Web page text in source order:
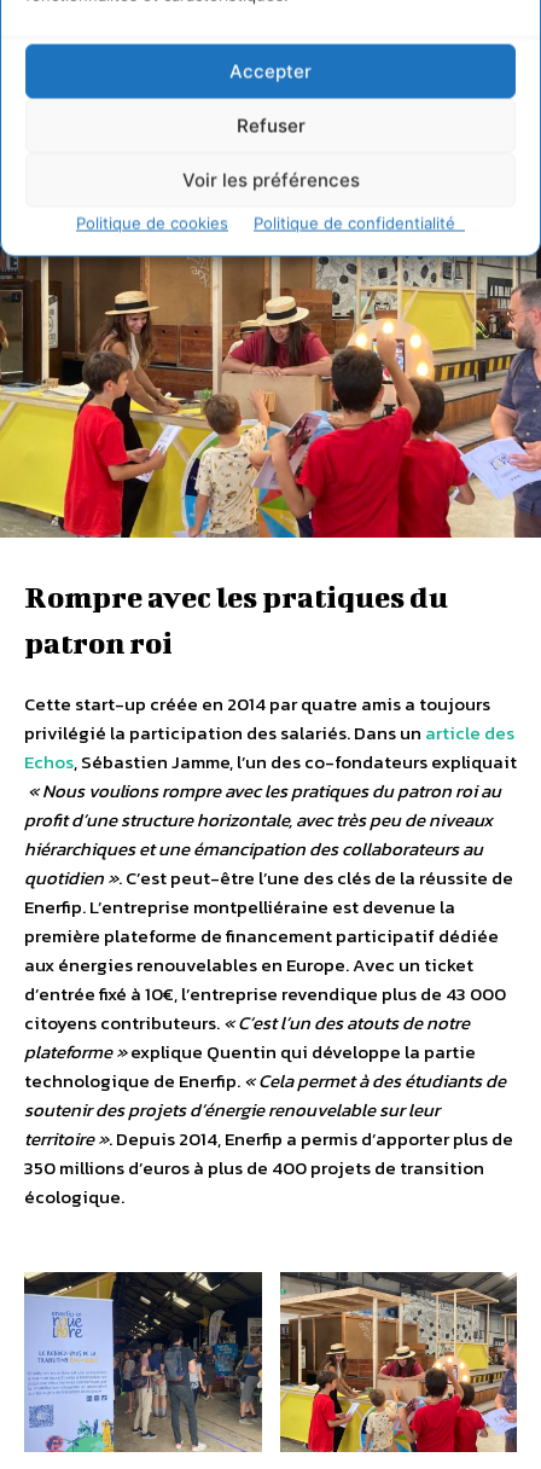
Accepter
Refuser
Voir les préférences
Politique de cookies Politique de confidentialité
norme, encore très peu d’entreprises misent sur la
participation des salariés. Ce choix est dans l’ADN
d’Enerfip.
Rompre avec les pratiques du
patron roi
Cette start-up créée en 2014 par quatre amis a toujours
privilégié la participation des salariés. Dans un article des
Echos, Sébastien Jamme, l’un des co-fondateurs expliquait
« Nous voulions rompre avec les pratiques du patron roi au
profit d’une structure horizontale, avec très peu de niveaux
hiérarchiques et une émancipation des collaborateurs au
quotidien ». C’est peut-être l’une des clés de la réussite de
Enerfip. L’entreprise montpelliéraine est devenue la
première plateforme de financement participatif dédiée
aux énergies renouvelables en Europe. Avec un ticket
d’entrée fixé à 10€, l’entreprise revendique plus de 43 000
citoyens contributeurs.« C’est l’un des atouts de notre
plateforme »explique Quentin qui développe la partie
technologique de Enerfip.« Cela permet à des étudiants de
soutenir des projets d’énergie renouvelable sur leur
territoire ». Depuis 2014, Enerfip a permis d’apporter plus de
350 millions d’euros à plus de 400 projets de transition
écologique.